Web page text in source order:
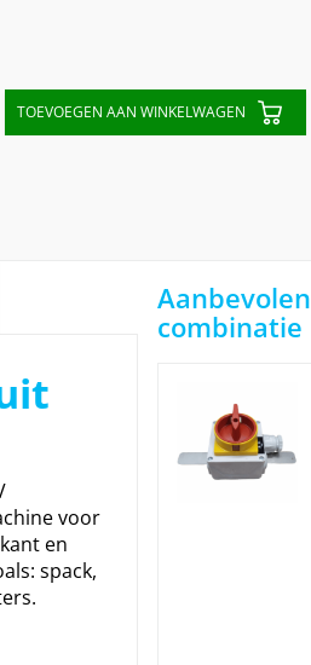
TOEVOEGEN AAN WINKELWAGEN
voor
en
spack,
Aanbevolen
combinatie